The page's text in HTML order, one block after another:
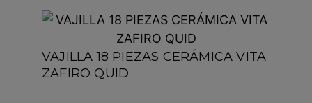
VAJILLA 18 PIEZAS CERÁMICA VITA
ZAFIRO QUID